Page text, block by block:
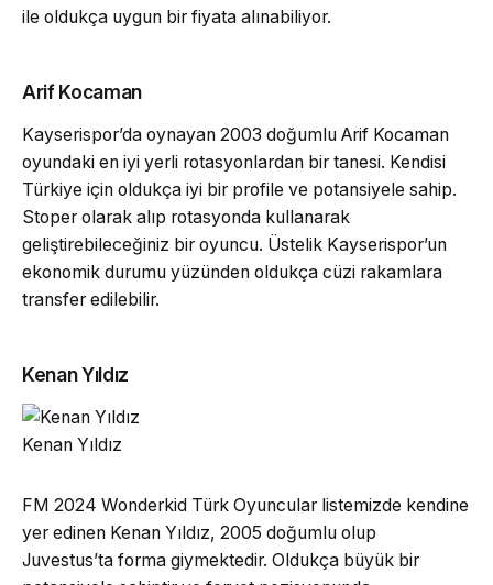
ile oldukça uygun bir fiyata alınabiliyor.
Arif Kocaman
Kayserispor’da oynayan 2003 doğumlu Arif Kocaman
oyundaki en iyi yerli rotasyonlardan bir tanesi. Kendisi
Türkiye için oldukça iyi bir profile ve potansiyele sahip.
Stoper olarak alıp rotasyonda kullanarak
geliştirebileceğiniz bir oyuncu. Üstelik Kayserispor’un
ekonomik durumu yüzünden oldukça cüzi rakamlara
transfer edilebilir.
Kenan Yıldız
Kenan Yıldız
FM 2024 Wonderkid Türk Oyuncular listemizde kendine
yer edinen Kenan Yıldız, 2005 doğumlu olup
Juvestus’ta forma giymektedir. Oldukça büyük bir